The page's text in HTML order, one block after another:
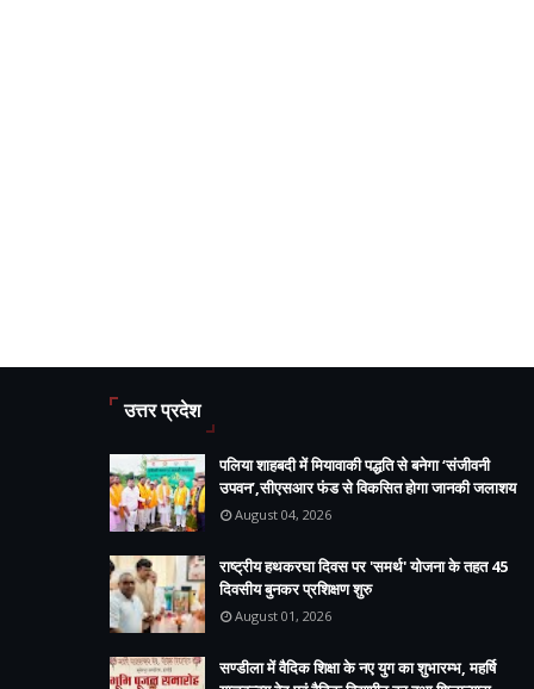
उत्तर प्रदेश
पलिया शाहबदी में मियावाकी पद्धति से बनेगा ‘संजीवनी
उपवन’,सीएसआर फंड से विकसित होगा जानकी जलाशय
August 04, 2026
राष्ट्रीय हथकरघा दिवस पर 'समर्थ' योजना के तहत 45
दिवसीय बुनकर प्रशिक्षण शुरु
August 01, 2026
सण्डीला में वैदिक शिक्षा के नए युग का शुभारम्भ, महर्षि